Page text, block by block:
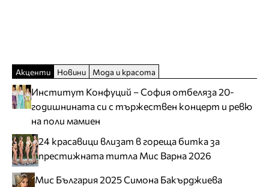
Акценти Новини Мода и красота
Институт Конфуций – София отбеляза 20-
годишнината си с тържествен концерт и ревю
на поли мамиен
24 красавици влизат в гореща битка за
престижната титла Мис Варна 2026
Мис България 2025 Симона Бакърджиева